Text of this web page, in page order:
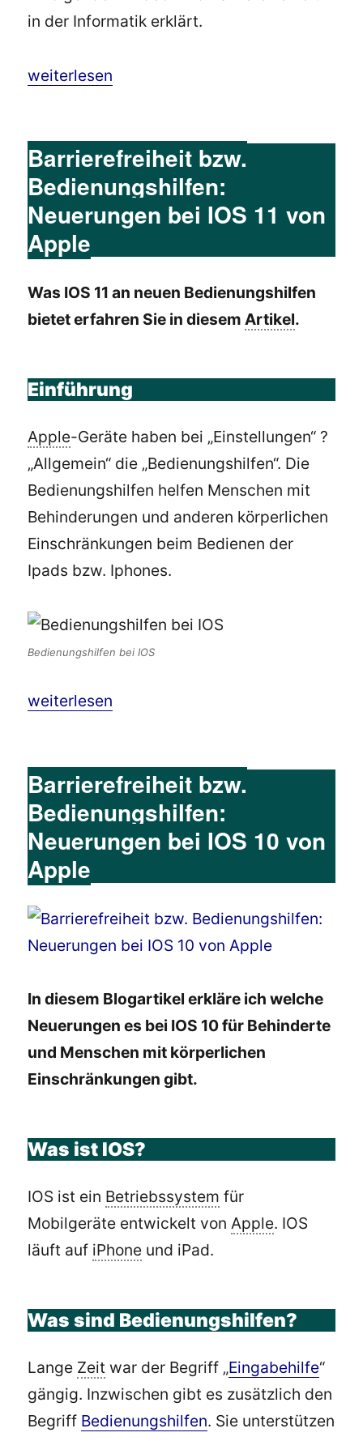
in der Informatik erklärt.
„Barrierefreiheit in der Informatik 2018:
weiterlesen
Barrierefreiheit bzw.
Bedienungshilfen:
Neuerungen bei IOS 11 von
Apple
Was IOS 11 an neuen Bedienungshilfen
bietet erfahren Sie in diesemArtikel.
Einführung
Apple-Geräte haben bei „Einstellungen“ ?
„Allgemein“ die „Bedienungshilfen“. Die
Bedienungshilfen helfen Menschen mit
Behinderungen und anderen körperlichen
Einschränkungen beim Bedienen der
Ipads bzw. Iphones.
Bedienungshilfen bei IOS
„Barrierefreiheit
weiterlesen
Barrierefreiheit bzw.
Bedienungshilfen:
Neuerungen bei IOS 10 von
Apple
In diesem Blogartikel erkläre ich welche
Neuerungen es bei IOS 10 für Behinderte
und Menschen mit körperlichen
Einschränkungen gibt.
Was ist IOS?
IOS ist ein Betriebssystem für
Mobilgeräte entwickelt vonApple. IOS
läuft auf iPhone und iPad.
Was sind Bedienungshilfen?
Lange Zeit war der Begriff „Eingabehilfe“
gängig. Inzwischen gibt es zusätzlich den
Begriff Bedienungshilfen. Sie unterstützen